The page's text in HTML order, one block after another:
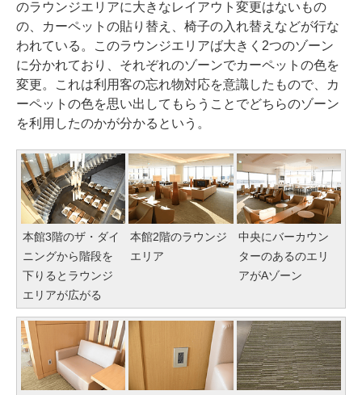
のラウンジエリアに大きなレイアウト変更はないもの
の、カーペットの貼り替え、椅子の入れ替えなどが行な
われている。このラウンジエリアば大きく2つのゾーン
に分かれており、それぞれのゾーンでカーペットの色を
変更。これは利用客の忘れ物対応を意識したもので、カ
ーペットの色を思い出してもらうことでどちらのゾーン
を利用したのかが分かるという。
本館3階のザ・ダイ
ニングから階段を
下りるとラウンジ
エリアが広がる
本館2階のラウンジ
エリア
中央にバーカウン
ターのあるのエリ
アがAゾーン